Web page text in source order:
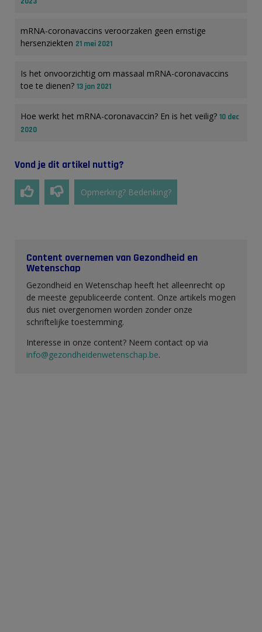
mRNA-coronavaccins veroorzaken geen ernstige
hersenziekten 21 mei 2021
Is het onvoorzichtig om massaal mRNA-coronavaccins
toe te dienen? 13 jan 2021
Hoe werkt het mRNA-coronavaccin? En is het veilig? 10 dec
2020
Vond je dit artikel nuttig?
Opmerking? Bedenking?
Content overnemen van Gezondheid en
Wetenschap
Gezondheid en Wetenschap heeft het alleenrecht op
de meeste gepubliceerde content. Onze artikels mogen
dus niet overgenomen worden zonder onze
schriftelijke toestemming.
Interesse in onze content? Neem contact op via
info@gezondheidenwetenschap.be.